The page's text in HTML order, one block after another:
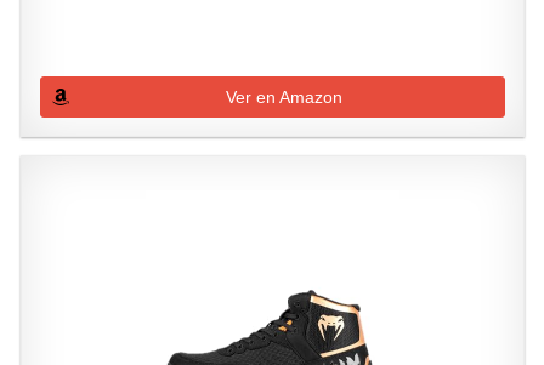
Ver en Amazon